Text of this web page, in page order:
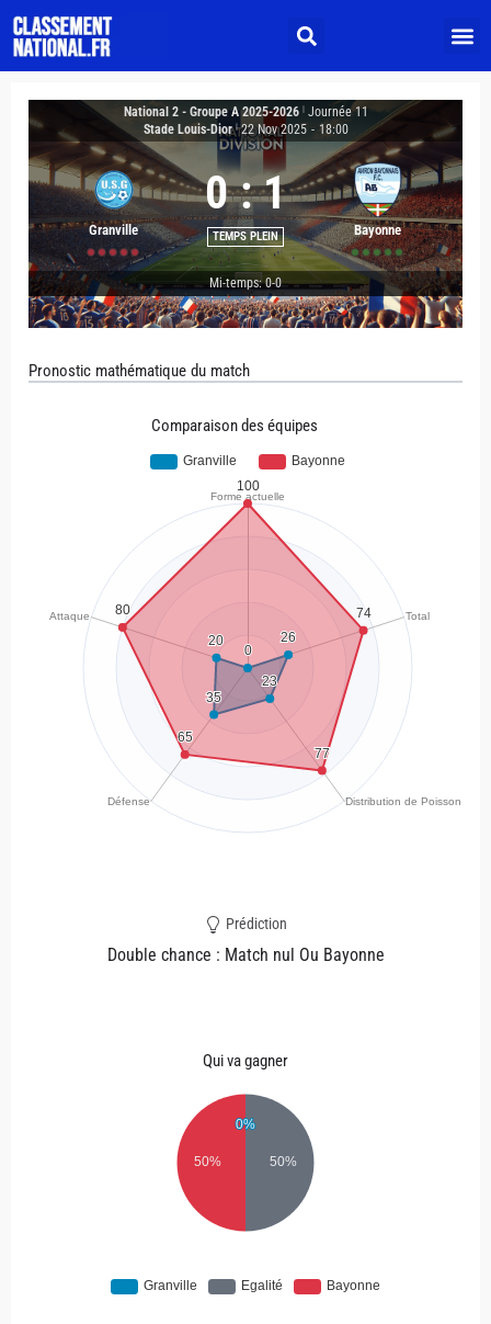
National 2 - Groupe A 2025-2026
Journée 11
Stade Louis-Dior | 22 Nov 2025 - 18:00
Granville
0 : 1
TEMPS PLEIN Bayonne
Mi-temps: 0-0
Pronostic mathématique du match
Comparaison des équipes
Prédiction
Double chance : Match nul Ou Bayonne
Qui va gagner